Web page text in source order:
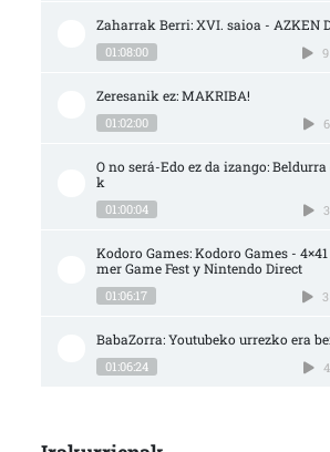
Zaharrak Berri: XVI. saioa - AZKEN
01:08:00 9
Zeresanik ez: MAKRIBA!
01:02:00 6
O no será-Edo ez da izango:
k
01:00:04 3
Kodoro Games: Kodoro Games -
mer Game Fest y Nintendo Direct
01:06:17 3
BabaZorra: Youtubeko urrezko era
01:06:24 4